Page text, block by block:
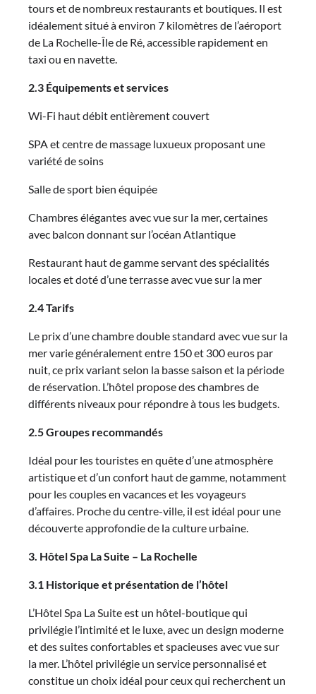
tours et de nombreux restaurants et boutiques. Il est
idéalement situé à environ 7 kilomètres de l’aéroport
de La Rochelle-Île de Ré, accessible rapidement en
taxi ou en navette.
2.3 Équipements et services
Wi-Fi haut débit entièrement couvert
SPA et centre de massage luxueux proposant une
variété de soins
Salle de sport bien équipée
Chambres élégantes avec vue sur la mer, certaines
avec balcon donnant sur l’océan Atlantique
Restaurant haut de gamme servant des spécialités
locales et doté d’une terrasse avec vue sur la mer
2.4 Tarifs
Le prix d’une chambre double standard avec vue sur la
mer varie généralement entre 150 et 300 euros par
nuit, ce prix variant selon la basse saison et la période
de réservation. L’hôtel propose des chambres de
différents niveaux pour répondre à tous les budgets.
2.5 Groupes recommandés
Idéal pour les touristes en quête d’une atmosphère
artistique et d’un confort haut de gamme, notamment
pour les couples en vacances et les voyageurs
d’affaires. Proche du centre-ville, il est idéal pour une
découverte approfondie de la culture urbaine.
3. Hôtel Spa La Suite – La Rochelle
3.1 Historique et présentation de l’hôtel
L’Hôtel Spa La Suite est un hôtel-boutique qui
privilégie l’intimité et le luxe, avec un design moderne
et des suites confortables et spacieuses avec vue sur
la mer. L’hôtel privilégie un service personnalisé et
constitue un choix idéal pour ceux qui recherchent un